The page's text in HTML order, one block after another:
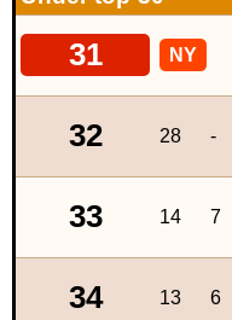
31 NY
32 28 -
33 14 7
34 13 6